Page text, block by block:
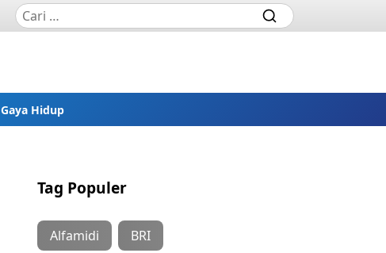
Gaya Hidup
Tag Populer
Alfamidi BRI